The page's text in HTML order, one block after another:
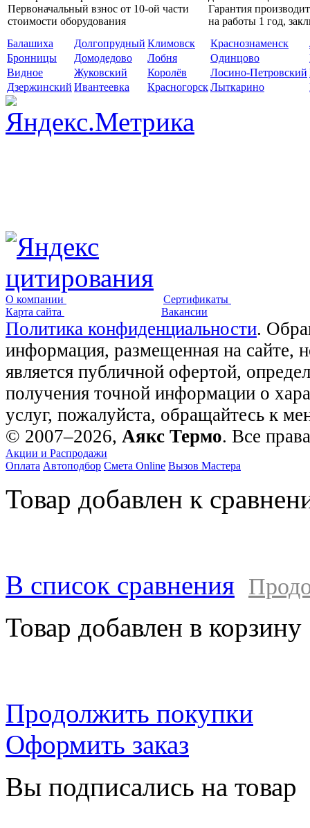
Первоначальный взнос от 10-ой части
стоимости оборудования
Гарантия
на работы 1 год,
Балашиха
Долгопрудный Климовск Краснознаменск
Бронницы
Домодедово Лобня Одинцово
Видное
Жуковский Королёв Лосино-Петровский
Дзержинский Ивантеевка КрасногорскЛыткарино
О компании
Сертификаты
Карта сайта
Вакансии
Политика конфиденциальности.
информация, размещенная на сайте,
является публичной офертой,
получения точной информации о
услуг, пожалуйста, обращайтесь к
© 2007–2026, Аякс Термо. Все
Акции и Распродажи
Оплата Автоподбор Смета Online Вызов Мастера
Товар добавлен к
В список сравнения
Товар добавлен в корзину
Продолжить покупки
Оформить заказ
Вы подписались на товар